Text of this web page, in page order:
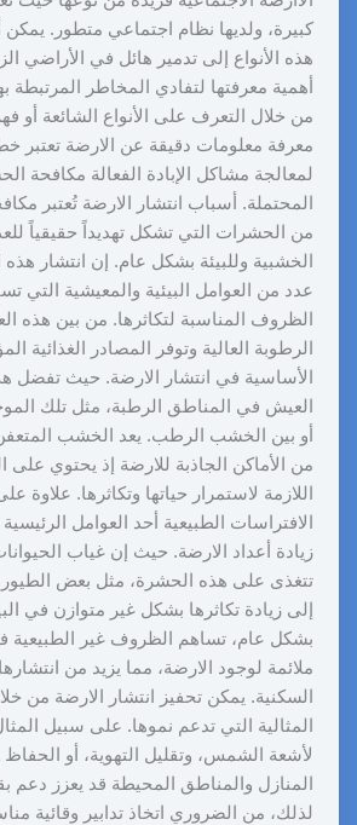
كبيرة، ولديها نظام اجتماعي متطور. يمكن
هذه الأنواع إلى تدمير هائل في الأراضي
أهمية معرفتها لتفادي المخاطر المرتبطة
من خلال التعرف على الأنواع الشائعة أو
معرفة معلومات دقيقة عن الارضة تعتبر
لمعالجة مشاكل الإبادة الفعالة مكافحة
المحتملة. أسباب انتشار الارضة تُعتبر
من الحشرات التي تشكل تهديداً حقيقياً
الخشبية وللبيئة بشكل عام. إن انتشار
عدد من العوامل البيئية والمعيشية التي
الظروف المناسبة لتكاثرها. من بين هذه
الرطوبة العالية وتوفر المصادر الغذائية
الأساسية في انتشار الارضة. حيث تفضل
العيش في المناطق الرطبة، مثل تلك
أو بين الخشب الرطب. يعد الخشب المتعفن
من الأماكن الجاذبة للارضة إذ يحتوي على
اللازمة لاستمرار حياتها وتكاثرها. علاوة
الافتراسات الطبيعية أحد العوامل
زيادة أعداد الارضة. حيث إن غياب
تتغذى على هذه الحشرة، مثل بعض الطيور
إلى زيادة تكاثرها بشكل غير متوازن في
بشكل عام، تساهم الظروف غير الطبيعية
ملائمة لوجود الارضة، مما يزيد من
السكنية. يمكن تحفيز انتشار الارضة من
المثالية التي تدعم نموها. على سبيل
لأشعة الشمس، وتقليل التهوية، أو
المنازل والمناطق المحيطة قد يعزز دعم
لذلك، من الضروري اتخاذ تدابير وقائية